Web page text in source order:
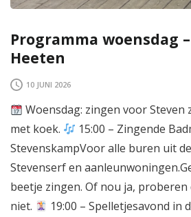
Programma woensdag
Heeten
10 JUNI 2026
Woensdag: zingen voor Steven
met koek.
15:00 – Zingende
StevenskampVoor alle buren uit
Stevenserf en
beetje zingen. Of nou ja,
niet.
19:00 – Spelletjesavond in